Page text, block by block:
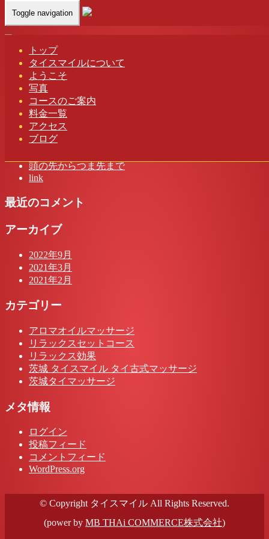
Toggle navigation
トップ
タイスマイルについて
ようこそ
写真
コースのご案内
料金一覧
アクセス
ブログ
Home- ナミ(…
ナミ(Nami)茨城 坂東 タイスマイル タイ古式マッサージ
最近の投稿
頭の先からつま先まで
link
最近のコメント
アーカイブ
2022年9月
2021年3月
2021年2月
カテゴリー
アロマオイルマッサージ
リラックスセットコース
リラックス効果
茨城 タイスマイル タイ古式マッサージ
茨城タイマッサージ
メタ情報
ログイン
投稿フィード
コメントフィード
WordPress.org
© Copyright タイスマイル All Rights Reserved.
(power by MB THAi COMMERCE株式会社)